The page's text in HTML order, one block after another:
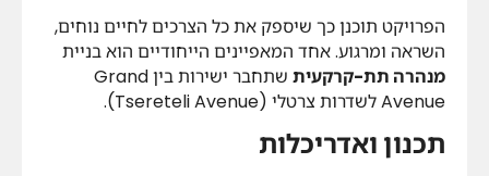
הפרויקט תוכנן כך שיספק את כל הצרכים לחיים נוחים,
השראה ומרגוע. אחד המאפיינים הייחודיים הוא בניית
מנהרה תת-קרקעית
שתחבר ישירות בין Grand
Avenue לשדרות צרטלי (Tsereteli Avenue).
תכנון ואדריכלות